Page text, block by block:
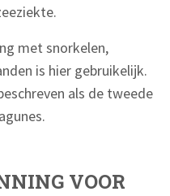
met snorkelen,
is hier gebruikelijk.
als de tweede
VOOR